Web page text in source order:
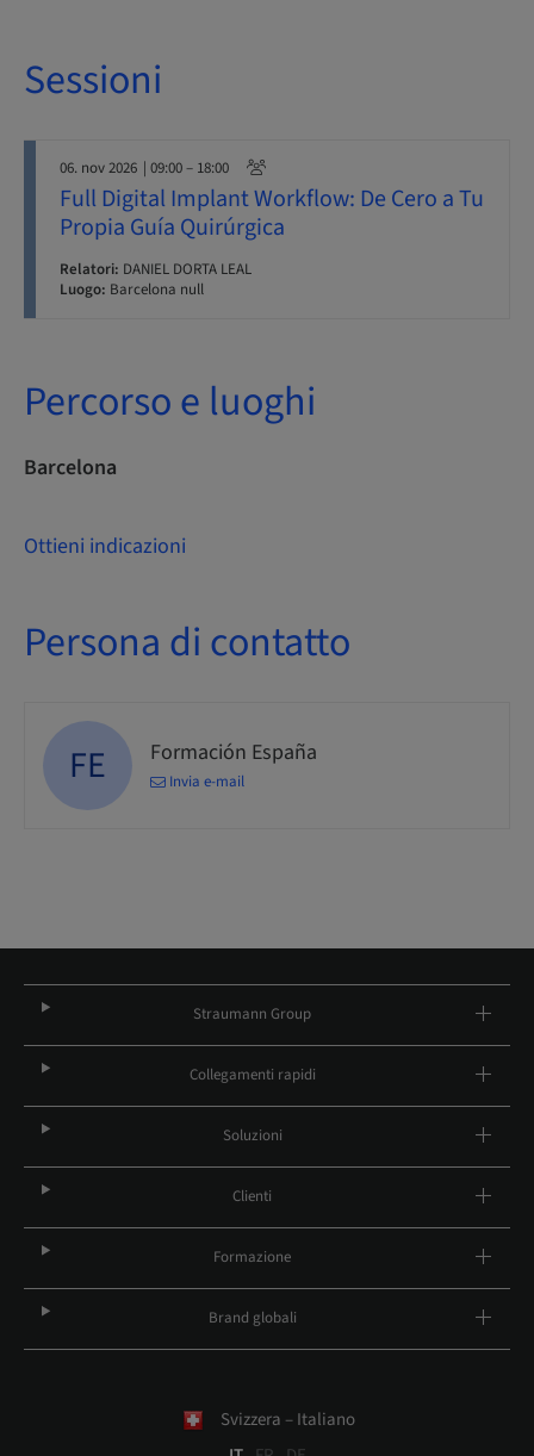
Sessioni
06. nov 2026 | 09:00 – 18:00
Full Digital Implant Workflow: De Cero a Tu
Propia Guía Quirúrgica
Relatori: DANIEL DORTA LEAL
Luogo: Barcelona null
Percorso e luoghi
Barcelona
Ottieni indicazioni
Persona di contatto
FE Formación España
Invia e-mail
Straumann Group
Collegamenti rapidi
Soluzioni
Clienti
Formazione
Brand globali
Svizzera – Italiano